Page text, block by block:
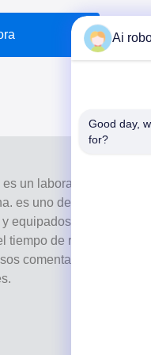
un laboratorio de
es uno de los mejores
equipados con
tiempo de respuesta
comentarios positivos
Ai
Good day,
for?